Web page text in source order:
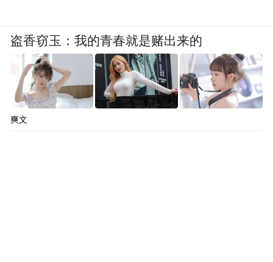
盗香窃玉：我的青春就是赌出来的
爽文